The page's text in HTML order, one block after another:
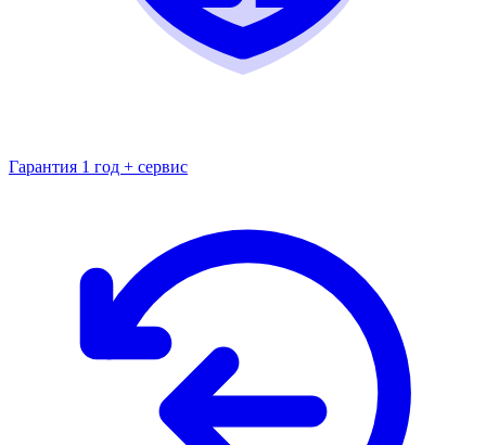
Гарантия 1 год + сервис